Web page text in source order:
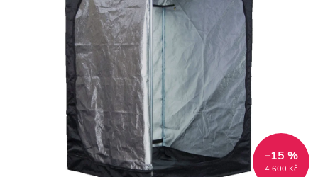
4 600 Kč
–15 %